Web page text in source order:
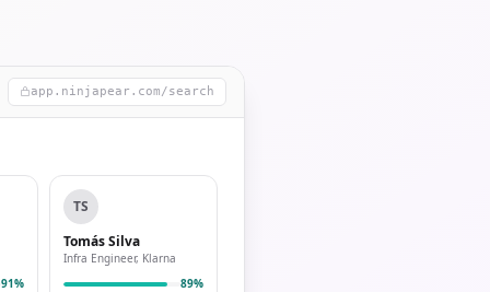
app.ninjapear.com/search
91%
TS
Tomás Silva
Infra Engineer, Klarna
89%